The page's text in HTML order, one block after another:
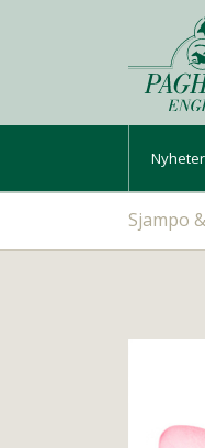
Nyheter
Sjampo